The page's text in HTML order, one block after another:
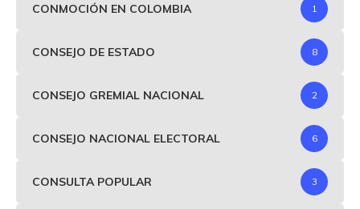
CONMOCIÓN EN COLOMBIA 1
CONSEJO DE ESTADO 8
CONSEJO GREMIAL NACIONAL 2
CONSEJO NACIONAL ELECTORAL 6
CONSULTA POPULAR 3